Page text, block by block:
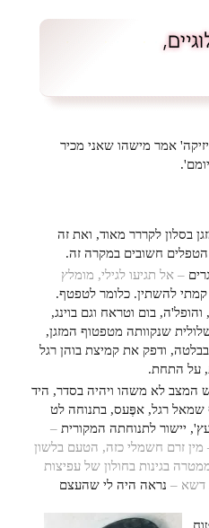
אמר מישהו שאני מכיר
בסלון לקררר מאוד, ואת זה
חשובים במקרה זה.
– אל תגיעו לגילי, מומלץ
קמתי להשתין. כלומר לטפטף.
בום וטראח וגם בוינג,
שנקוותה מטפטוף המזגן,
ודפק את קמיצת בוהן רגל
על התחת.
המצב לא משהו ויהיה בסדר, היד
רגל, אפֶּעס, בתנוחה לט
יישור לתנוחתה המקורית–
זרם חשמלי כזה, הטעם בלשון
בגינות בחולון של עפיצות
דשא – נראה היה לי שהעצם